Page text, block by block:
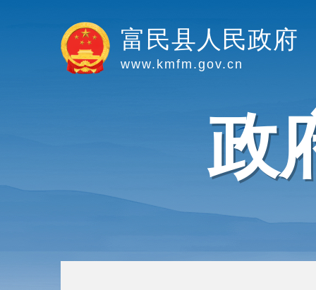
富民县人民政府
www.kmfm.gov.cn
政